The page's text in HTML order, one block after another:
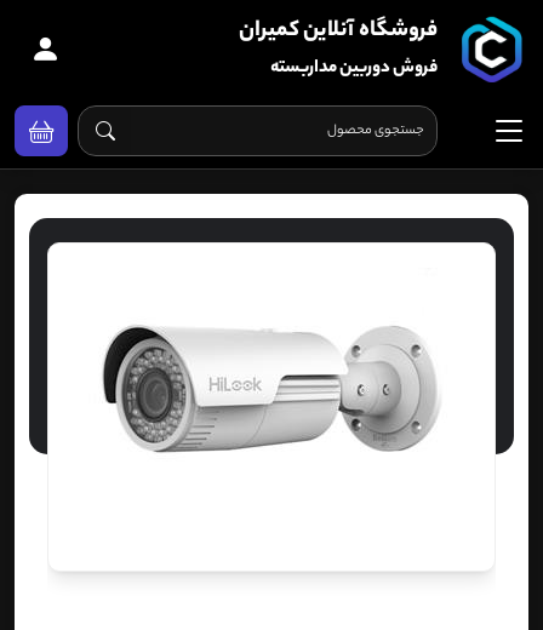
فروشگاه آنلاین کمیران
فروش دوربین مداربسته